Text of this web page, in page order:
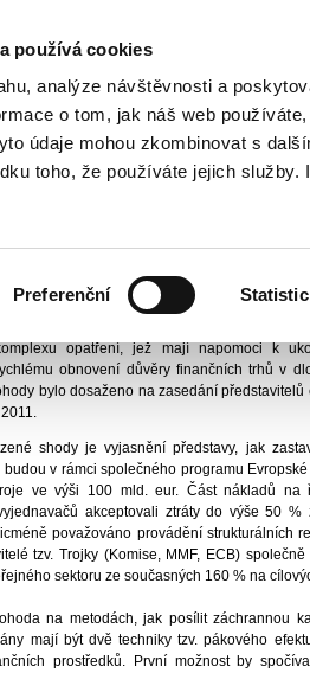
používá cookies
analýze návštěvnosti a
o tom, jak náš web
údaje mohou zkombinovat s
toho, že používáte jejich
Preferenční
koordinační skupina Tiskové centrum
eurozóny z
Oldřich Dědek, CSc.
pro zavedení eura v ČR
opatření, jež mají napomoci k
obnovení důvěry finančních trhů v
bylo dosaženo na zasedání představitelů
shody je vyjasnění představy, jak
budou v rámci společného programu
ve výši 100 mld. eur. Část nákladů na
akceptovali ztráty do výše 50
považováno provádění strukturálních
tzv. Trojky (Komise, MMF, ECB)
sektoru ze současných 160 % na
na metodách, jak posílit záchrannou
mají být dvě techniky tzv. pákového
prostředků. První možnost by